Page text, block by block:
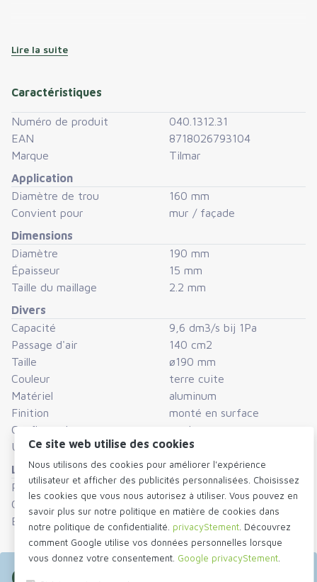
peint en couleur.
Préférez-vous un kit de passage mural complet avec
cette grille ?
Alors regardez ici :
Kit de passage mural T125-C
Kit de vis 3 :
Le kit de vis 3 est spécialement composé pour le
montage de ce produit sur la façade. Le kit comprend 2
vis à tête bombeé 4×40 mm – Torx20 avec 2 chevilles.
Perçage 6 mm. Disponible en option.
Lire la suite
Caractéristiques
Numéro de produit
040.1312.31
EAN
8718026793104
Marque
Tilmar
Application
Diamètre de trou
160 mm
Convient pour
mur / façade
Dimensions
Diamètre
190 mm
Épaisseur
15 mm
Taille du maillage
2.2 mm
Divers
Capacité
9,6 dm3/s bij 1Pa
Passage d'air
140 cm2
Taille
ø190 mm
Couleur
terre cuite
Matériel
aluminum
Finition
monté en surface
Configuration
rond
Unité de conditionnement
Piece
Logistique
Poids
255 gram
Code des douanes
Est également inclus dans
Grilles de fentes aluminium
Ce site web utilise des cookies
Nous utilisons des cookies pour améliorer l'expérience
utilisateur et afficher des publicités personnalisées. Choisissez
les cookies que vous nous autorisez à utiliser. Vous pouvez en
savoir plus sur notre politique en matière de cookies dans
notre politique de confidentialité. privacyStement . Découvrez
comment Google utilise vos données personnelles lorsque
vous donnez votre consentement. Google privacyStement